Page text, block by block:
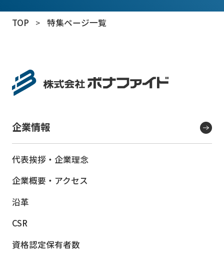
TOP > 特集ページ一覧
企業情報
代表挨拶・企業理念
企業概要・アクセス
沿革
CSR
資格認定保有者数